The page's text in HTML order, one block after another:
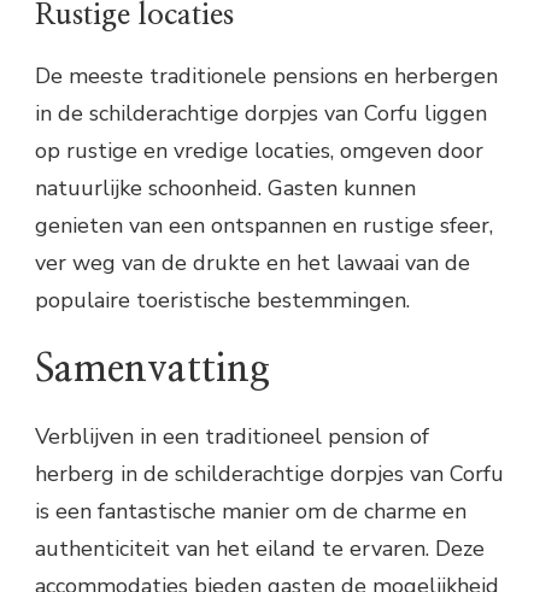
Rustige locaties
De meeste traditionele pensions en herbergen
in de schilderachtige dorpjes van Corfu liggen
op rustige en vredige locaties, omgeven door
natuurlijke schoonheid. Gasten kunnen
genieten van een ontspannen en rustige sfeer,
ver weg van de drukte en het lawaai van de
populaire toeristische bestemmingen.
Samenvatting
Verblijven in een traditioneel pension of
herberg in de schilderachtige dorpjes van Corfu
is een fantastische manier om de charme en
authenticiteit van het eiland te ervaren. Deze
accommodaties bieden gasten de mogelijkheid